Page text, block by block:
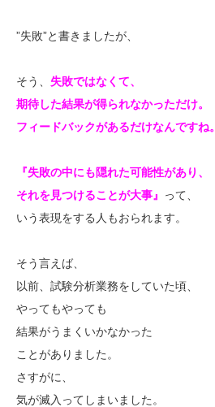
”失敗”と書きましたが、
そう、 失敗ではなくて、
期待した結果が得られなかっただけ。
フィードバックがあるだけなんですね。
『失敗の中にも隠れた可能性があり、
それを見つけることが大事』
って、
いう表現をする人もおられます。
そう言えば、
以前、試験分析業務をしていた頃、
やってもやっても
結果がうまくいかなかった
ことがありました。
さすがに、
気が滅入ってしまいました。